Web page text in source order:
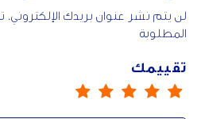
لن يتم نشر عنوان بريدك
المطلوبة
تقييمك